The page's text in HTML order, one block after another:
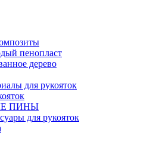
пенопласт
дерево
для рукояток
ПИНЫ
для рукояток